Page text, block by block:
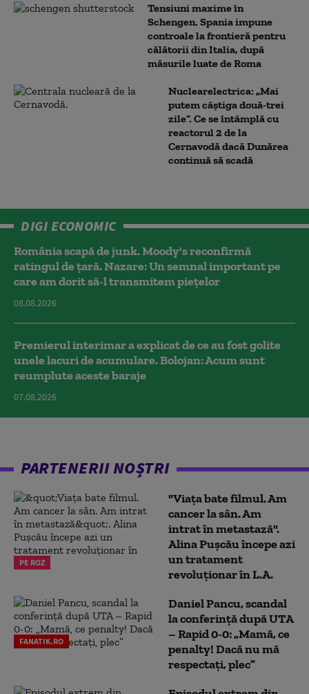
Tensiuni maxime în
Schengen. Spania impune
controale la frontieră pentru
călătorii din Italia, după
măsurile luate de Roma
Nuclearelectrica: „Mai
putem câștiga două-trei
zile”. Ce se întâmplă cu
reactorul 2 de la
Cernavodă dacă Dunărea
continuă să scadă
DIGI ECONOMIC
România scapă de junk. Moody's reconfirmă
ratingul de țară. Nazare: Un semnal important pe
care am dorit să-l transmitem piețelor
08.08.2026
Premierul interimar a explicat de ce au fost golite
unele lacuri de acumulare. Bolojan: Acum sunt
reumplute aceste baraje
07.08.2026
PARTENERII NOȘTRI
PE ROZ
"Viața bate filmul. Am
cancer la sân. Am
intrat în metastază".
Alina Pușcău începe azi
un tratament
revoluționar în L.A.
FANATIK.RO
Daniel Pancu, scandal
la conferință după UTA
– Rapid 0-0: „Mamă, ce
penalty! Dacă nu mă
respectați, plec”